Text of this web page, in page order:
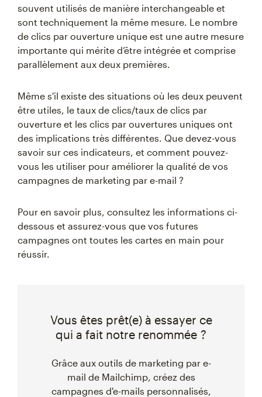
souvent utilisés de manière interchangeable et
sont techniquement la même mesure. Le nombre
de clics par ouverture unique est une autre mesure
importante qui mérite d’être intégrée et comprise
parallèlement aux deux premières.
Même s'il existe des situations où les deux peuvent
être utiles, le taux de clics/taux de clics par
ouverture et les clics par ouvertures uniques ont
des implications très différentes. Que devez-vous
savoir sur ces indicateurs, et comment pouvez-
vous les utiliser pour améliorer la qualité de vos
campagnes de marketing par e-mail ?
Pour en savoir plus, consultez les informations ci-
dessous et assurez-vous que vos futures
campagnes ont toutes les cartes en main pour
réussir.
Vous êtes prêt(e) à essayer ce
qui a fait notre renommée ?
Grâce aux outils de marketing par e-
mail de Mailchimp, créez des
campagnes d'e-mails personnalisés,